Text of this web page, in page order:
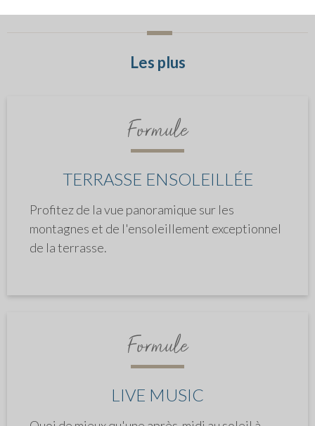
Les plus
Formule
TERRASSE ENSOLEILLÉE
Profitez de la vue panoramique sur les
montagnes et de l'ensoleillement exceptionnel
de la terrasse.
Formule
LIVE MUSIC